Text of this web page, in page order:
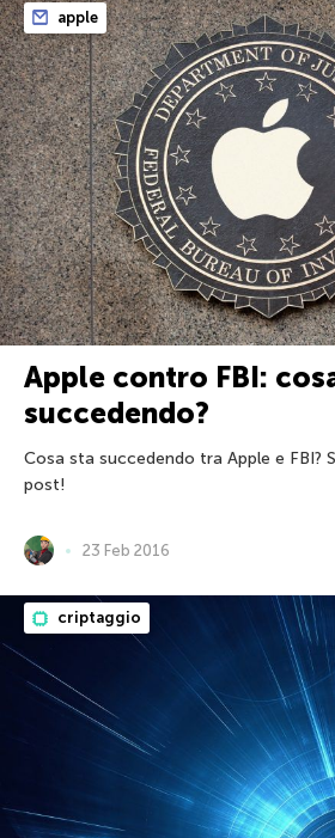
apple
Apple contro FBI:
succedendo?
Cosa sta succedendo tra Apple e FBI?
post!
23 Feb 2016
criptaggio